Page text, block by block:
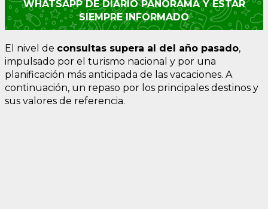
WHATSAPP DE DIARIO PANORAMA Y ESTAR
SIEMPRE INFORMADO
El nivel de consultas supera al del año pasado,
impulsado por el turismo nacional y por una
planificación más anticipada de las vacaciones. A
continuación, un repaso por los principales destinos y
sus valores de referencia.